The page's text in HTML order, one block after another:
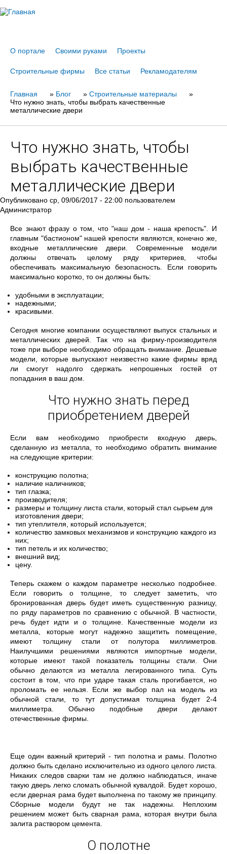
О портале Своими руками Проекты
Строительные фирмы Все статьи Рекламодателям
Вы
здесь
Главная » Блог » Строительные материалы
»
Что нужно знать, чтобы выбрать качественные
металлические двери
Что нужно знать, чтобы
выбрать качественные
металлические двери
Опубликовано ср, 09/06/2017 - 22:00 пользователем
Администратор
Все знают фразу о том, что "наш дом - наша крепость". И
главным "бастионом" нашей крепости являются, конечно же,
входные металлические двери. Современные модели
должны отвечать целому ряду критериев, чтобы
обеспечивать максимальную безопасность. Если говорить
максимально коротко, то он должны быть:
удобными в эксплуатации;
надежными;
красивыми.
Сегодня многие компании осуществляют выпуск стальных и
металлических дверей. Так что на фирму-производителя
тоже при выборе необходимо обращать внимание. Дешевые
модели, которые выпускают неизвестно какие фирмы вряд
ли смогут надолго сдержать непрошеных гостей от
попадания в ваш дом.
Что нужно знать перед
приобретением дверей
Если вам необходимо приобрести входную дверь,
сделанную из металла, то необходимо обратить внимание
на следующие критерии:
конструкцию полотна;
наличие наличников;
тип глазка;
производителя;
размеры и толщину листа стали, который стал сырьем для
изготовления двери;
тип утеплителя, который используется;
количество замковых механизмов и конструкцию каждого из
них;
тип петель и их количество;
внешний вид;
цену.
Теперь скажем о каждом параметре несколько подробнее.
Если говорить о толщине, то следует заметить, что
бронированная дверь будет иметь существенную разницу,
по ряду параметров по сравнению с обычной. В частности,
речь будет идти и о толщине. Качественные модели из
металла, которые могут надежно защитить помещение,
имеют толщину стали от полутора миллиметров.
Наилучшими решениями являются импортные модели,
которые имеют такой показатель толщины стали. Они
обычно делаются из металла легированного типа. Суть
состоит в том, что при ударе такая сталь прогибается, но
проломать ее нельзя. Если же выбор пал на модель из
обычной стали, то тут допустимая толщина будет 2-4
миллиметра. Обычно подобные двери делают
отечественные фирмы.
Еще один важный критерий - тип полотна и рамы. Полотно
должно быть сделано исключительно из одного целого листа.
Никаких следов сварки там не должно наблюдаться, иначе
такую дверь легко сломать обычной кувалдой. Будет хорошо,
если дверная рама будет выполнена по такому же принципу.
Сборные модели будут не так надежны. Неплохим
решением может быть сварная рама, которая внутри была
залита раствором цемента.
О полотне